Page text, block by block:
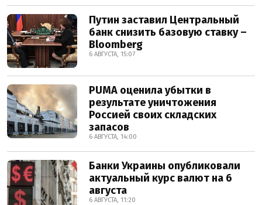
Путин заставил Центральный
банк снизить базовую ставку –
Bloomberg
6 АВГУСТА, 15:07
PUMA оценила убытки в
результате уничтожения
Россией своих складских
запасов
6 АВГУСТА, 14:00
Банки Украины опубликовали
актуальный курс валют на 6
августа
6 АВГУСТА, 11:20